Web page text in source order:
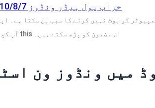
خراب پول ہیڈر ونڈوز 10/8/7 کو فکس کرنے کے لئے دستیاب حل
کو بوٹ نہیں کرنے کا سبب بن سکتا ہے۔
کرنے کے ل you ، آپ کچھ دستیاب حل تلاش کرنے کے ل this اس مضمون کو پڑھ سکتے ہیں۔
میں ونڈوز ون